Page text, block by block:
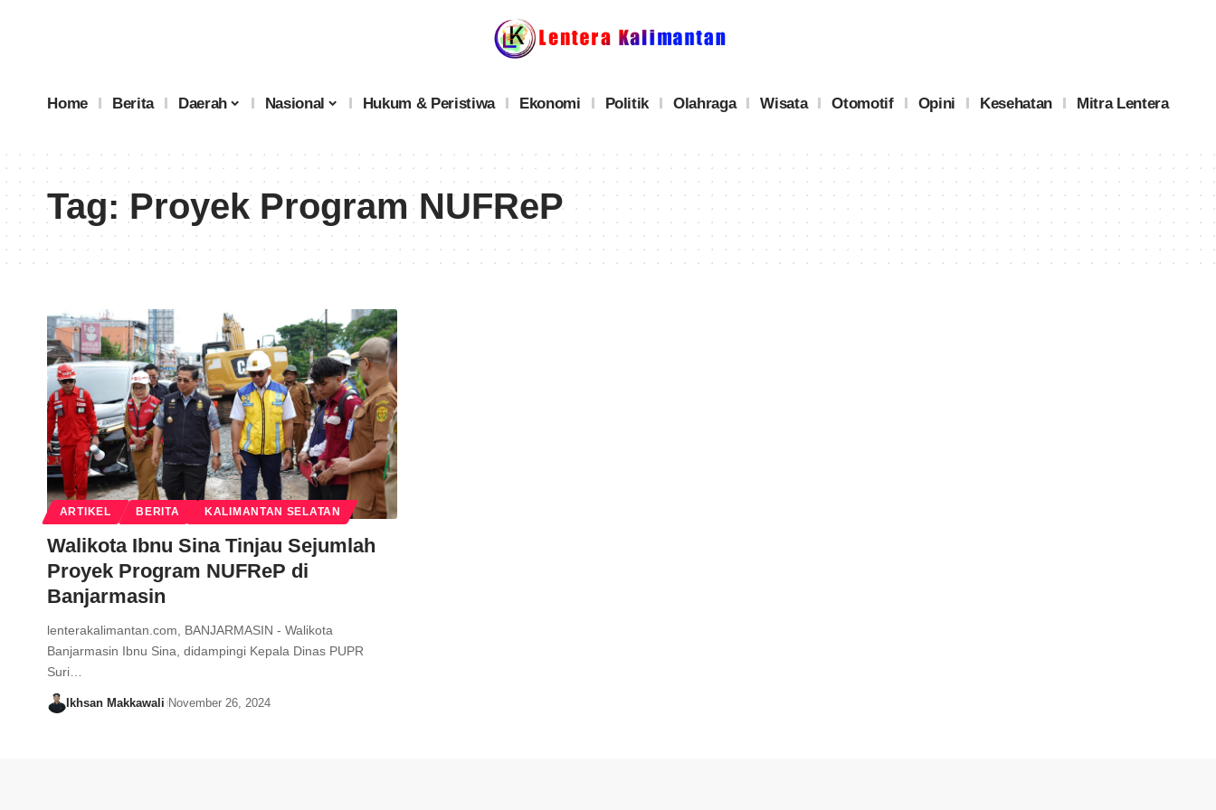
Home Berita Daerah Nasional Hukum & Peristiwa Ekonomi Politik Olahraga Wisata Otomotif Opini Kesehatan Mitra Lentera
Tag:Proyek Program NUFReP
ARTIKEL BERITA KALIMANTAN SELATAN
Walikota Ibnu Sina Tinjau Sejumlah
Proyek Program NUFReP di
Banjarmasin
lenterakalimantan.com, BANJARMASIN - Walikota
Banjarmasin Ibnu Sina, didampingi Kepala Dinas PUPR
Suri…
Ikhsan Makkawali November 26, 2024